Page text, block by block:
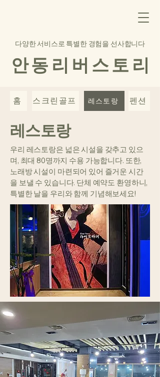
다양한 서비스로 특별한 경험을 선사합니다
안 동 리 버 스 토 리
홈 스크린골프 레스토랑 펜션
레스토랑
우리 레스토랑은 넓은 시설을 갖추고 있으
며, 최대 80명까지 수용 가능합니다. 또한,
노래방 시설이 마련되어 있어 즐거운 시간
을 보낼 수 있습니다. 단체 예약도 환영하니,
특별한 날을 우리와 함께 기념해보세요!​​​